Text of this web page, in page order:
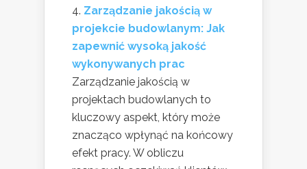
Zarządzanie jakością w
projekcie budowlanym: Jak
zapewnić wysoką jakość
wykonywanych prac
Zarządzanie jakością w
projektach budowlanych to
kluczowy aspekt, który może
znacząco wpłynąć na końcowy
efekt pracy. W obliczu